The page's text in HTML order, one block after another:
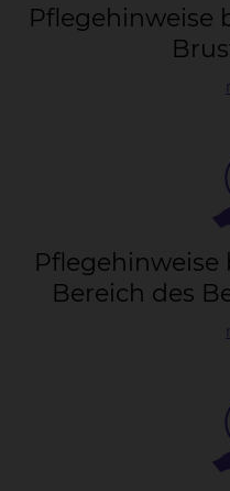
Pfle­ge­hin­wei­se
Be­reich des